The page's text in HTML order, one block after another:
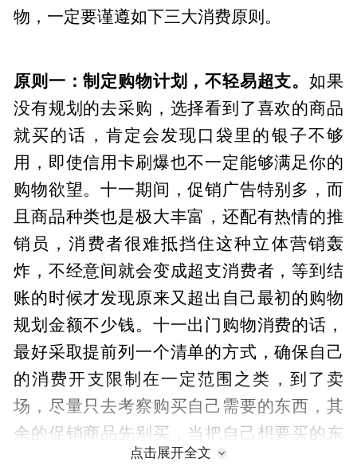
物，一定要谨遵如下三大消费原则。
原则一：制定购物计划，不轻易超支。
如果
没有规划的去采购，选择看到了喜欢的商品
就买的话，肯定会发现口袋里的银子不够
用，即使信用卡刷爆也不一定能够满足你的
购物欲望。十一期间，促销广告特别多，而
且商品种类也是极大丰富，还配有热情的推
销员，消费者很难抵挡住这种立体营销轰
炸，不经意间就会变成超支消费者，等到结
账的时候才发现原来又超出自己最初的购物
规划金额不少钱。十一出门购物消费的话，
最好采取提前列一个清单的方式，确保自己
的消费开支限制在一定范围之类，到了卖
场，尽量只去考察购买自己需要的东西，其
余的促销商品先别买，当把自己想要买的东
西购齐之后，还有剩余计划额度，就可以再
点击展开全文